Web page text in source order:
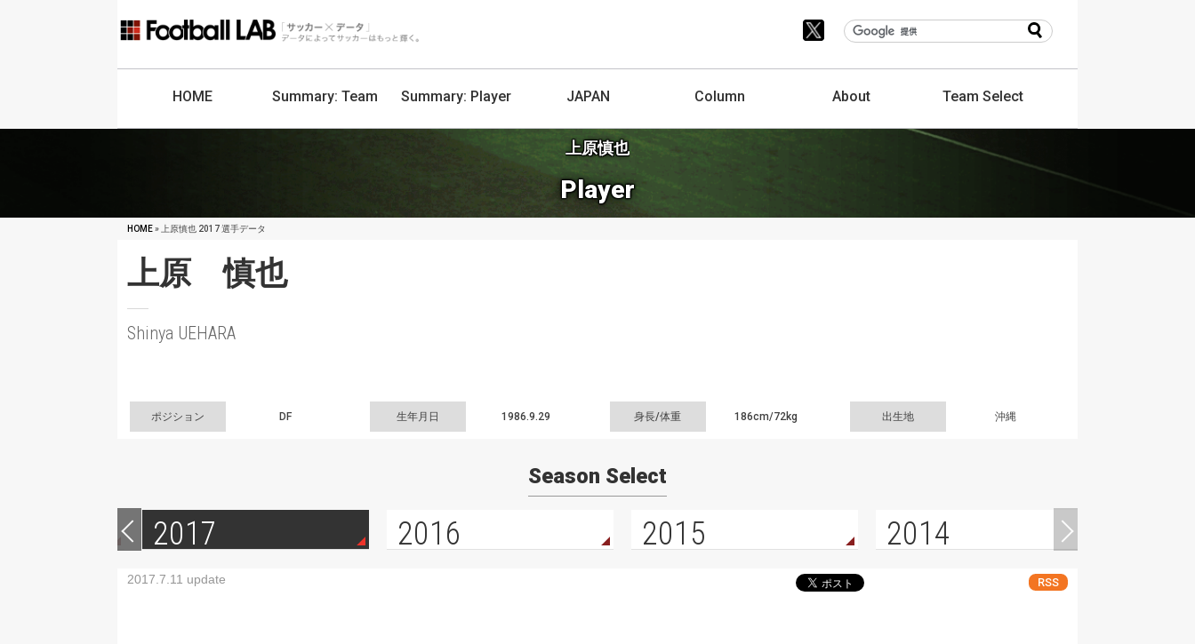
HOME Summary: Team Summary: Player JAPAN Column About TeamSelect
上原慎也
Player
HOME» 上原慎也 2017 選手データ
上原 慎也
Shinya UEHARA
ポジション DF 生年月日 1986.9.29 身長/体重 186cm/72kg 出生地 沖縄
Season Select
2017 2016 2015 2014
2017.7.11 update RSS